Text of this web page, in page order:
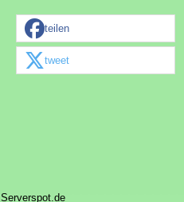
teilen
tweet
Serverspot.de